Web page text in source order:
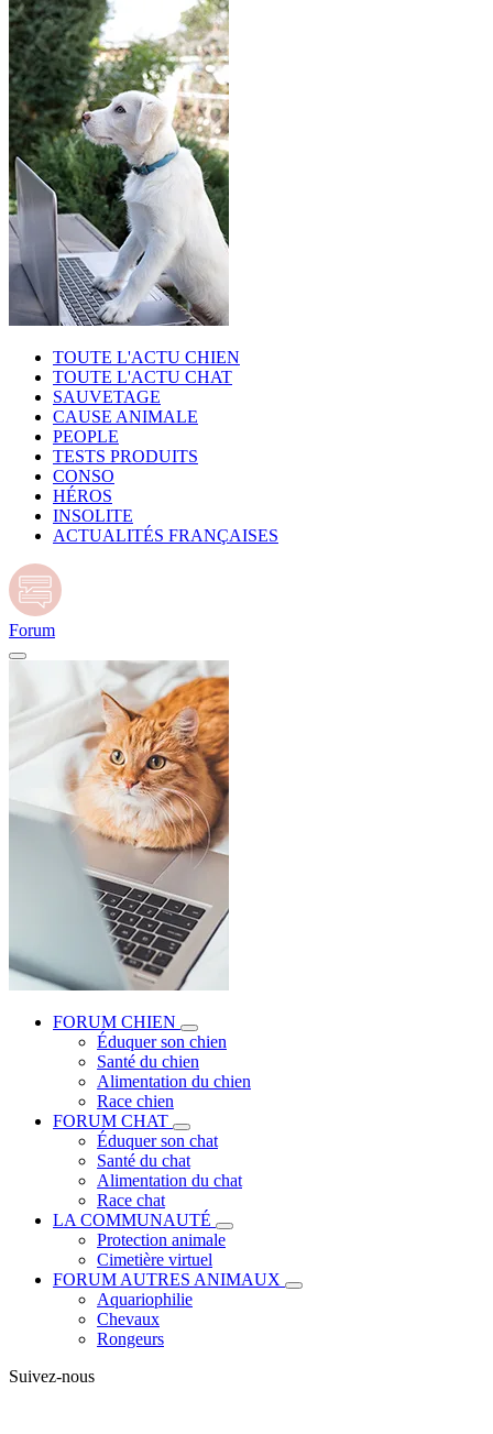
TOUTE L'ACTU CHIEN
TOUTE L'ACTU CHAT
SAUVETAGE
CAUSE ANIMALE
PEOPLE
TESTS PRODUITS
CONSO
HÉROS
INSOLITE
ACTUALITÉS FRANÇAISES
Forum
FORUM CHIEN
Éduquer son chien
Santé du chien
Alimentation du chien
Race chien
FORUM CHAT
Éduquer son chat
Santé du chat
Alimentation du chat
Race chat
LA COMMUNAUTÉ
Protection animale
Cimetière virtuel
FORUM AUTRES ANIMAUX
Aquariophilie
Chevaux
Rongeurs
Suivez-nous